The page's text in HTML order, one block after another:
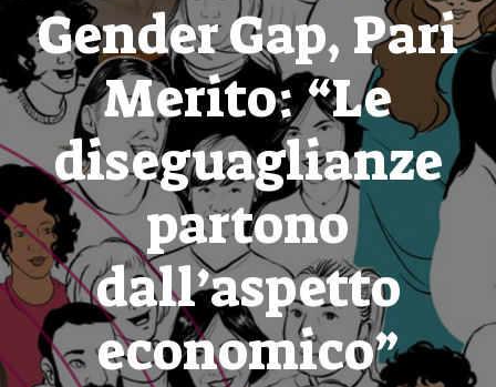
Gender Gap, Pari
Merito: “Le
diseguaglianze
partono
dall’aspetto
economico”